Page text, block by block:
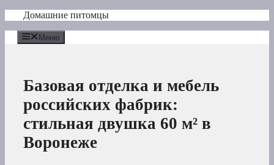
Перейти
содержимому
Домашние питомцы
Меню
Базовая отделка и мебель
российских фабрик:
стильная двушка 60 м² в
Воронеже